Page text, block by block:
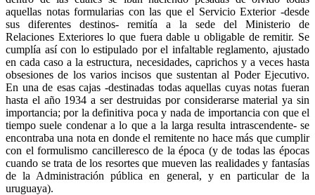
aquellas notas formularias con las que el Servicio Exterior -desde
sus diferentes destinos- remitía a la sede del Ministerio de
Relaciones Exteriores lo que fuera dable u obligable de remitir. Se
cumplía así con lo estipulado por el infaltable reglamento, ajustado
en cada caso a la estructura, necesidades, caprichos y a veces hasta
obsesiones de los varios incisos que sustentan al Poder Ejecutivo.
En una de esas cajas -destinadas todas aquellas cuyas notas fueran
hasta el año 1934 a ser destruidas por considerarse material ya sin
importancia; por la definitiva poca y nada de importancia con que el
tiempo suele condenar a lo que a la larga resulta intrascendente- se
encontraba una nota en donde el remitente no hace más que cumplir
con el formulismo cancilleresco de la época (y de todas las épocas
cuando se trata de los resortes que mueven las realidades y fantasías
de la Administración pública en general, y en particular de la
uruguaya).